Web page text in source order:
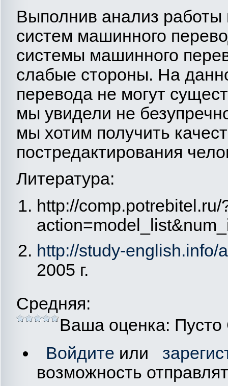
Выполнив анализ
систем машинного
системы машинного
слабые стороны. На
перевода не могут
мы увидели не
мы хотим получить
постредактирования
Литература:
http://comp.potrebitel.ru/
http://study-english.info/
2005 г.
Средняя:
Ваша оценка: Пусто
Войдите или
возможность